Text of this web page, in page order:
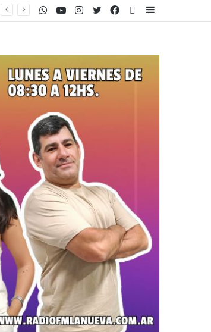
PlayStore
Facebook
Twitter
Instagram
Youtube
WhatsApp